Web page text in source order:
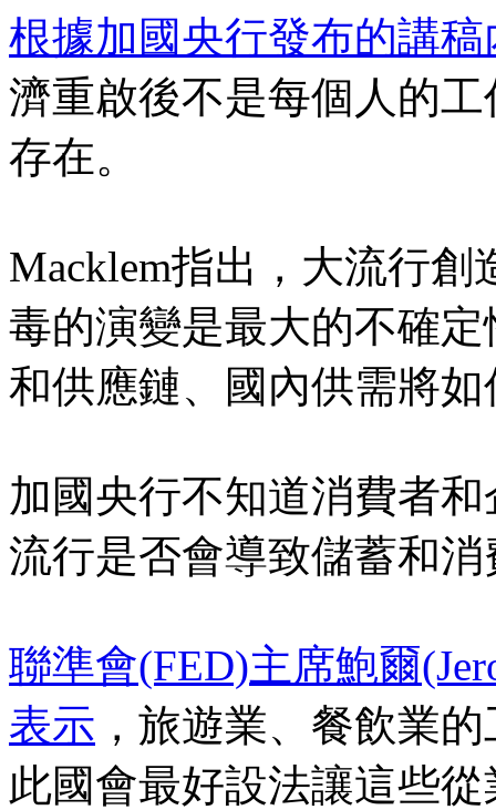
根據加國央行發布的講稿
濟重啟後不是每個人的
存在。
Macklem指出，大流行
毒的演變是最大的不確
和供應鏈、國內供需將
加國央行不知道消費者
流行是否會導致儲蓄和
聯準會(FED)主席鮑爾
表示 ，旅遊業、餐飲業
此國會最好設法讓這些